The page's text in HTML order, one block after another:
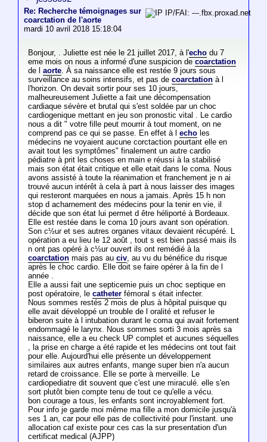
Re: Recherche témoignages sur
coarctation de l'aorte
mardi 10 avril 2018 15:18:04
IP/FAI: ---.fbx.proxad.net
Bonjour, . Juliette est née le 21 juillet 2017, à l'echodu 7
eme mois on nous a informé d'une suspicion de coarctation
de l aorte. À sa naissance elle est restée 9 jours sous
surveillance au soins intensifs, et pas de coarctationà l
l'horizon. On devait sortir pour ses 10 jours,
malheureusement Juliette a fait une décompensation
cardiaque sévère et brutal qui s'est soldée par un choc
cardiogenique mettant en jeu son pronostic vital . Le cardio
nous a dit " votre fille peut mourrir à tout moment, on ne
comprend pas ce qui se passe. En effet à l echoles
médecins ne voyaient aucune corctaction pourtant elle en
avait tout les symptômes" finalement un autre cardio
pédiatre à prit les choses en main e réussi à la stabilisé
mais son état était critique et elle etait dans le coma. Nous
avons assisté à toute la réanimation et franchement je n ai
trouvé aucun intérêt à cela à part à nous laisser des images
qui resteront marquées en nous a jamais. Après 15 h non
stop d acharnement des médecins pour la tenir en vie, il
décide que son état lui permet d être héliporté à Bordeaux.
Elle est restée dans le coma 10 jours avant son opération.
Son c½ur et ses autres organes vitaux devaient récupéré. L
opération a eu lieu le 12 août , tout s est bien passé mais ils
n ont pas opéré à c½ur ouvert ils ont remédié à la
coarctationmais pas au civ, au vu du bénéfice du risque
après le choc cardio. Elle doit se faire opérer à la fin de l
année .
Elle a aussi fait une septicemie puis un choc septique en
post opératoire, le catheterfémoral s était infecter.
Nous sommes restés 2 mois de plus à hôpital puisque qu
elle avait développé un trouble de l oralité et refuser le
biberon suite à l intubation durant le coma qui avait fortement
endommagé le larynx. Nous sommes sorti 3 mois après sa
naissance, elle a eu check UP complet et aucunes séquelles
, la prise en charge a été rapide et les médecins ont tout fait
pour elle. Aujourd'hui elle présente un développement
similaires aux autres enfants, mange super bien n'a aucun
retard de croissance. Elle se porte à merveille. Le
cardiopediatre dit souvent que c'est une miraculé. elle s'en
sort plutôt bien compte tenu de tout ce qu'elle a vécu.
bon courage a tous, les enfants sont incroyablement fort.
Pour info je garde moi même ma fille a mon domicile jusqu'à
ses 1 an, car pour elle pas de collectivité pour l'instant. une
allocation caf existe pour ces cas la sur presentation d'un
certificat medical (AJPP)